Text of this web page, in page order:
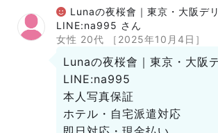
Lunaの夜桜會｜東京・大阪デ
LINE:na995 さん
女性 20代
［2025年10月4日］
Lunaの夜桜會｜東京・大阪
LINE:na995
本人写真保証
ホテル・自宅派遣対応